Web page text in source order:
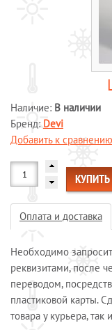
Обогрев кровли и
Обогрев пандусов и
Обогрев
Шкафы управления
Готовые комплекты для
водопровода
Системы обогрева пола
Специальные кабели
Системы защиты от
Обогрев
Обогрев грунта
Отопление и
ОПЛАТА И ДОСТАВКА
КАЛЬКУЛЯТОР
Наличие: В наличии
Бренд: Devi
Добавить к сравнению
КУПИТЬ
Оплата и доставка
Необходимо
реквизитами, после
переводом,
пластиковой карты.
товара у курьера,